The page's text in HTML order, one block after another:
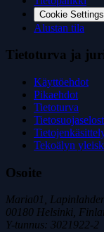
Cookie Settings
Alustan tila
Tietoturva ja
Käyttöehdot
Pikaehdot
Tietoturva
Tekoälyn
Osoite
Maria01,
00180 Helsinki,
Y-tunnus: 3021922-2